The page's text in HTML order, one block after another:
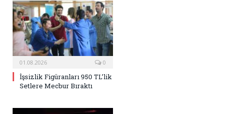
01.08.2026 0
İşsizlik Figüranları 950 TL’lik
Setlere Mecbur Bıraktı